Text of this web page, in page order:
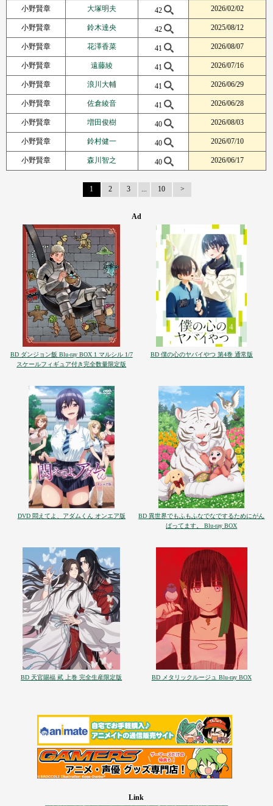
小野賢章 大塚明夫 42 2026/02/02
小野賢章 鈴木達央 42 2025/08/12
小野賢章 花澤香菜 41 2026/08/07
小野賢章 遠藤綾 41 2026/07/16
小野賢章 浪川大輔 41 2026/06/29
小野賢章 佐倉綾音 41 2026/06/28
小野賢章 増田俊樹 40 2026/08/03
小野賢章 鈴村健一 40 2026/07/10
小野賢章 森川智之 40 2026/06/17
1 2 3 ... 10
Ad
BD ダンジョン飯 Blu-ray BOX 1 マルシル 1/7
スケールフィギュア付き完全数量限定版
BD 僕の心のヤバイやつ 第4巻 通常版
DVD 悶えてよ、アダムくん オンエア版
BD 異世界でもふもふなでなでするためにがん
ばってます。 Blu-ray BOX
BD 天官賜福 貮 上巻 完全生産限定版 BD メタリックルージュ Blu-ray BOX
Link